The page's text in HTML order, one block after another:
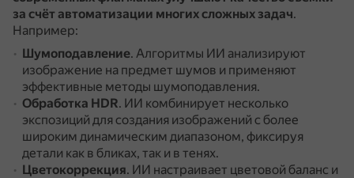
за счёт автоматизации многих сложных задач.
Например:
Шумоподавление. Алгоритмы ИИ анализируют
изображение на предмет шумов и применяют
эффективные методы шумоподавления.
Обработка HDR. ИИ комбинирует несколько
экспозиций для создания изображений с более
широким динамическим диапазоном, фиксируя
детали как в бликах, так и в тенях.
Цветокоррекция. ИИ настраивает цветовой баланс и